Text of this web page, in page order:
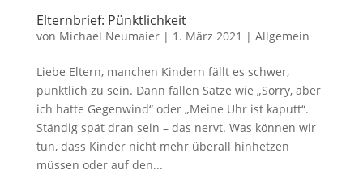
Elternbrief: Pünktlichkeit
von Michael Neumaier| 1. März 2021 | Allgemein
Liebe Eltern, manchen Kindern fällt es schwer,
pünktlich zu sein. Dann fallen Sätze wie „Sorry, aber
ich hatte Gegenwind“ oder „Meine Uhr ist kaputt“.
Ständig spät dran sein – das nervt. Was können wir
tun, dass Kinder nicht mehr überall hinhetzen
müssen oder auf den...